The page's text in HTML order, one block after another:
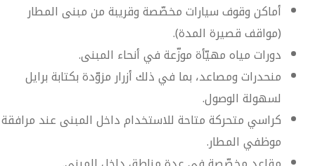
أماكن وقوف سيارات مخصّصة وقريبة من مبنى المطار
(مواقف قصيرة المدة).
دورات مياه مهيّأة موزّعة في أنحاء المبنى.
منحدرات ومصاعد، بما في ذلك أزرار مزوّدة بكتابة برايل
لسهولة الوصول.
كراسي متحركة متاحة للاستخدام داخل المبنى عند مرافقة
موظفي المطار.